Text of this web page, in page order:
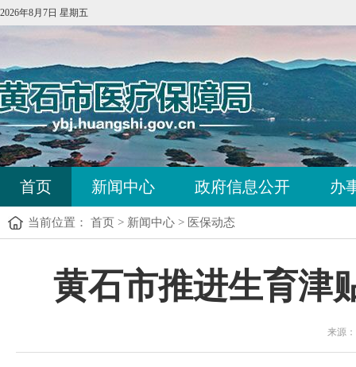
2026年8月7日 星期五
首页 新闻中心 政府信息公开 办
当前位置： 首页 > 新闻中心 > 医保动态
黄石市推进生育津
来源